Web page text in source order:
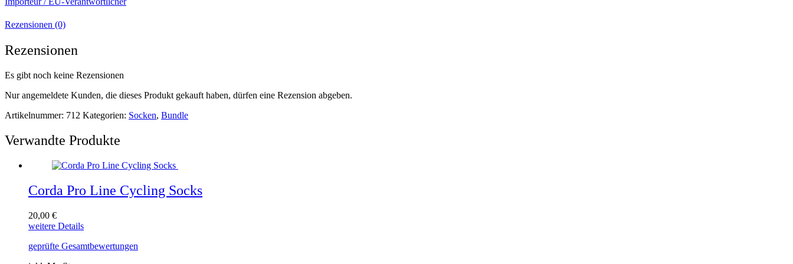
Rezensionen (0)
Rezensionen
Es gibt noch keine Rezensionen
Nur angemeldete Kunden, die dieses Produkt gekauft haben, dürfen eine Rezension abgeben.
Artikelnummer: 712 Kategorien: Socken, Bundle
Verwandte Produkte
Corda Pro Line Cycling Socks
20,00 €
weitere DetailsDieses
weist
geprüfte Gesamtbewertungen